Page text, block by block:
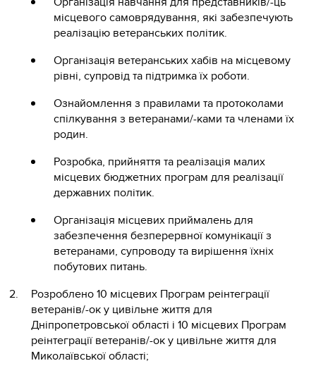
місцевого самоврядування, які забезпечують
реалізацію ветеранських політик.
Організація ветеранських хабів на місцевому
рівні, супровід та підтримка їх роботи.
Ознайомлення з правилами та протоколами
спілкування з ветеранами/-ками та членами їх
родин.
Розробка, прийняття та реалізація малих
місцевих бюджетних програм для реалізації
державних політик.
Організація місцевих приймалень для
забезпечення безперервної комунікації з
ветеранами, супроводу та вирішення їхніх
побутових питань.
Розроблено 10 місцевих Програм реінтеграції
ветеранів/-ок у цивільне життя для
Дніпропетровської області і 10 місцевих Програм
реінтеграції ветеранів/-ок у цивільне життя для
Миколаївської області;